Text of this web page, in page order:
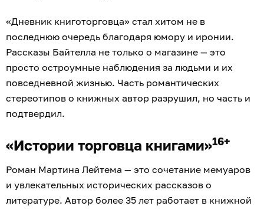
«Дневник книготорговца» стал хитом не в
последнюю очередь благодаря юмору и иронии.
Рассказы Байтелла не только о магазине — это
просто остроумные наблюдения за людьми и их
повседневной жизнью. Часть романтических
стереотипов о книжных автор разрушил, но часть и
подтвердил.
«Истории торговца книгами»16+
Роман Мартина Лейтема — это сочетание мемуаров
и увлекательных исторических рассказов о
литературе. Автор более 35 лет работает в книжной